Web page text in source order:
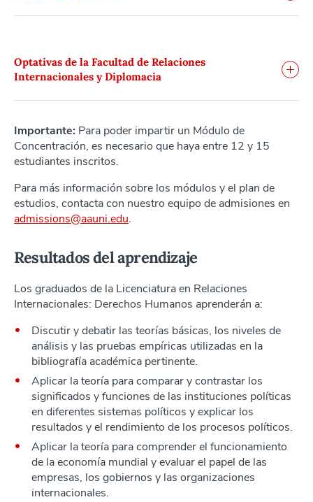
Optativas de la Facultad de Relaciones
Internacionales y Diplomacia
Importante: Para poder impartir un Módulo de
Concentración, es necesario que haya entre 12 y 15
estudiantes inscritos.
Para más información sobre los módulos y el plan de
estudios, contacta con nuestro equipo de admisiones en
admissions@aauni.edu.
Resultados del aprendizaje
Los graduados de la Licenciatura en Relaciones
Internacionales: Derechos Humanos aprenderán a:
Discutir y debatir las teorías básicas, los niveles de
análisis y las pruebas empíricas utilizadas en la
bibliografía académica pertinente.
Aplicar la teoría para comparar y contrastar los
significados y funciones de las instituciones políticas
en diferentes sistemas políticos y explicar los
resultados y el rendimiento de los procesos políticos.
Aplicar la teoría para comprender el funcionamiento
de la economía mundial y evaluar el papel de las
empresas, los gobiernos y las organizaciones
internacionales.